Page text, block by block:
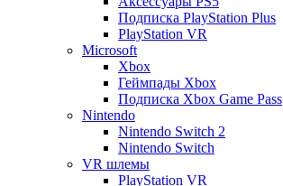
Подписка PlayStation Plus
PlayStation VR
Microsoft
Xbox
Геймпады Xbox
Подписка Xbox Game Pass
Nintendo
Nintendo Switch 2
Nintendo Switch
VR шлемы
PlayStation VR